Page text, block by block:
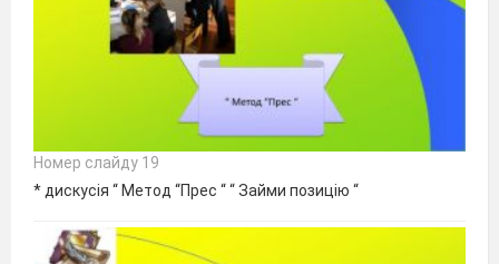
Номер слайду 19
* дискусія “ Метод “Прес “ “ Займи позицію “